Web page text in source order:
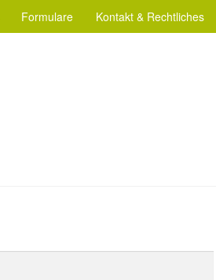
Formulare Kontakt & Rechtliches